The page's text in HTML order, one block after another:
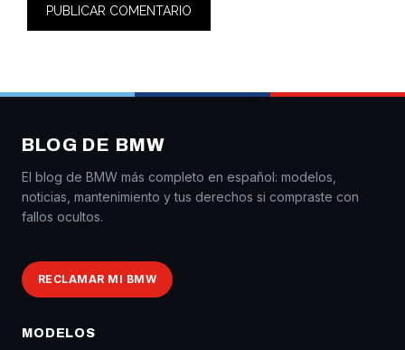
BLOG DE BMW
El blog de BMW más completo en español: modelos,
noticias, mantenimiento y tus derechos si compraste con
fallos ocultos.
RECLAMAR MI BMW
MODELOS